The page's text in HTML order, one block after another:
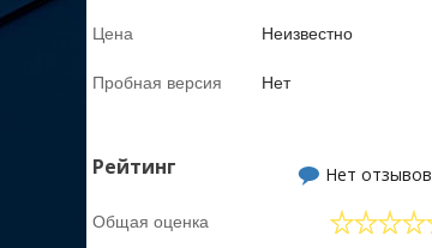
Цена Неизвестно
Пробная версия Нет
Рейтинг Нет отзывов
Общая оценка